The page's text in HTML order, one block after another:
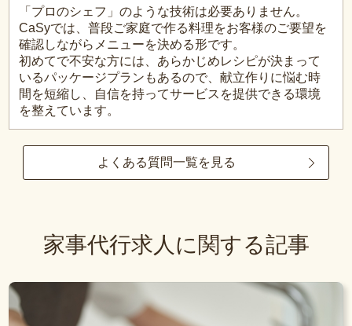
「プロのシェフ」のような技術は必要ありません。
CaSyでは、普段ご家庭で作る料理をお客様のご要望を
確認しながらメニューを決める形です。
初めてで不安な方には、あらかじめレシピが決まって
いるパッケージプランもあるので、献立作りに悩む時
間を短縮し、自信を持ってサービスを提供できる環境
を整えています。
よくある質問一覧を見る
家事代行求人に関する記事